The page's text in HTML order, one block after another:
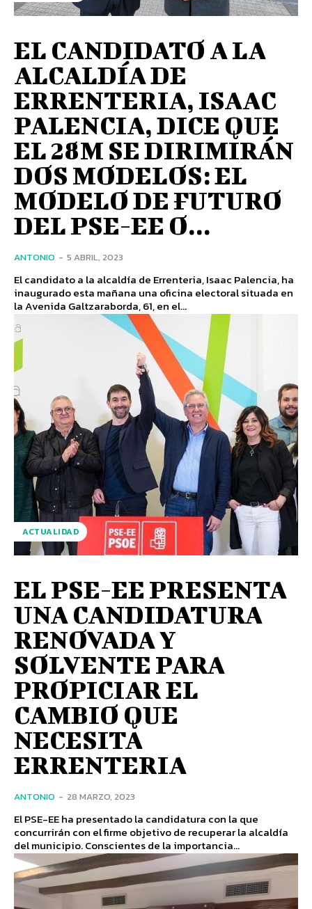
EL CANDIDATO A LA
ALCALDÍA DE
ERRENTERIA, ISAAC
PALENCIA, DICE QUE
EL 28M SE DIRIMIRÁN
DOS MODELOS: EL
MODELO DE FUTURO
DEL PSE-EE O...
ANTONIO - 5 ABRIL, 2023
El candidato a la alcaldía de Errenteria, Isaac Palencia, ha
inaugurado esta mañana una oficina electoral situada en
la Avenida Galtzaraborda, 61, en el...
ACTUALIDAD
EL PSE-EE PRESENTA
UNA CANDIDATURA
RENOVADA Y
SOLVENTE PARA
PROPICIAR EL
CAMBIO QUE
NECESITA
ERRENTERIA
ANTONIO - 28 MARZO, 2023
El PSE-EE ha presentado la candidatura con la que
concurrirán con el firme objetivo de recuperar la alcaldía
del municipio. Conscientes de la importancia...